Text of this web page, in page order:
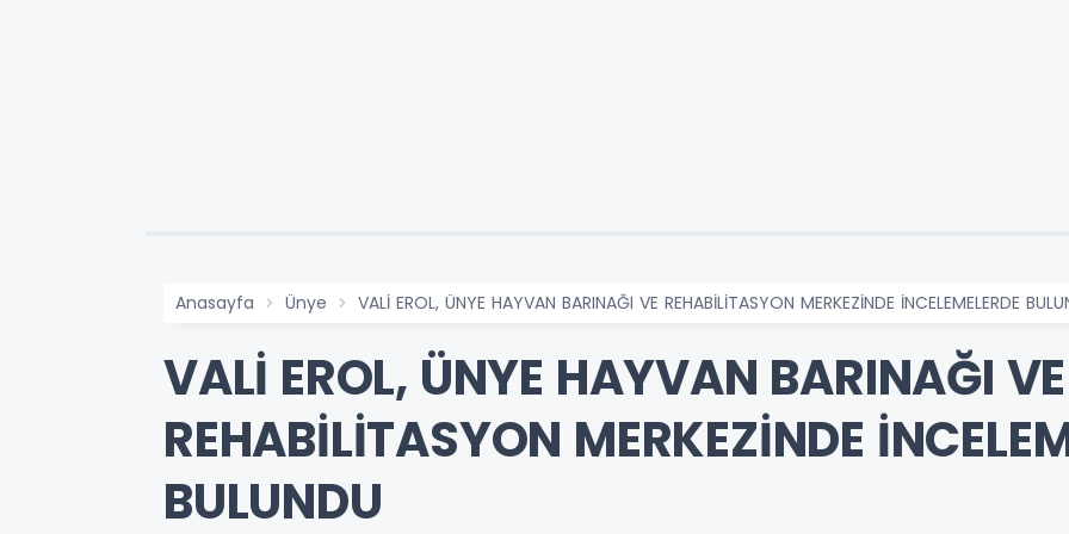
Anasayfa Ünye VALİ EROL, ÜNYE HAYVAN BARINAĞI VE REHABİLİTASYON MERKEZİNDE İNCELEMELERDE
VALİ EROL, ÜNYE HAYVAN BARINAĞI VE
REHABİLİTASYON MERKEZİNDE
BULUNDU